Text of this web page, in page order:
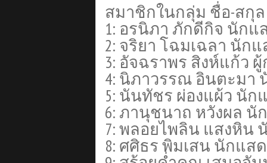
สมาชิกในกลุ่ม ชื่อ-สกุล
1: อรนิภา ภักดีกิจ นักแ
2: จริยา โฉมเฉลา นัก
3: อัจฉราพร สิงห์แก้ว
4: นิภาวรรณ อินตะมา
5: นันทัชร ผ่องแผ้ว นัก
6: ภานุชนาถ หวังผล นั
7: พลอยไพลิน แสงหิน
8: ศศิธร พิมเสน นักแส